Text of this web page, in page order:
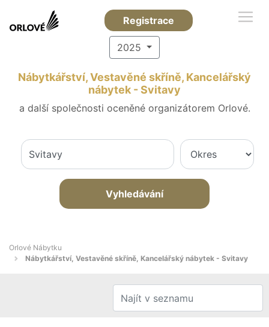
Registrace
2025
Nábytkářství, Vestavěné skříně, Kancelářský
nábytek - Svitavy
a další společnosti oceněné organizátorem Orlové.
Vyhledávání
Orlové Nábytku
Nábytkářství, Vestavěné skříně, Kancelářský nábytek - Svitavy